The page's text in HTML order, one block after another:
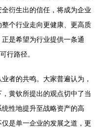
衍生出的信任，将成为企业
个行业走向更健康、更高质
是希望为行业提供一条通
行路径。
者的共鸣。大家普遍认为，
黄钦所提出的观点切中了当
性地提升至战略资产的高
是单一企业的发展之道，更